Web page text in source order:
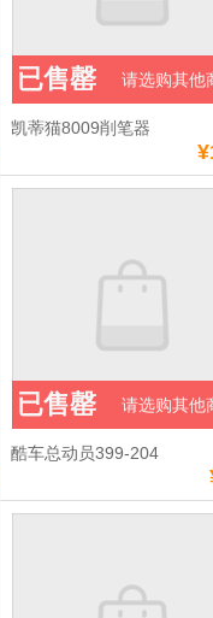
凯蒂猫8009削笔器
已售罄 请选购其他
酷车总动员399-204
已售罄 请选购其他